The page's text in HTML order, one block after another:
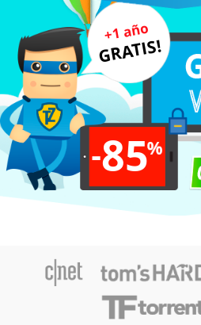
85
+1 año
GRATIS!